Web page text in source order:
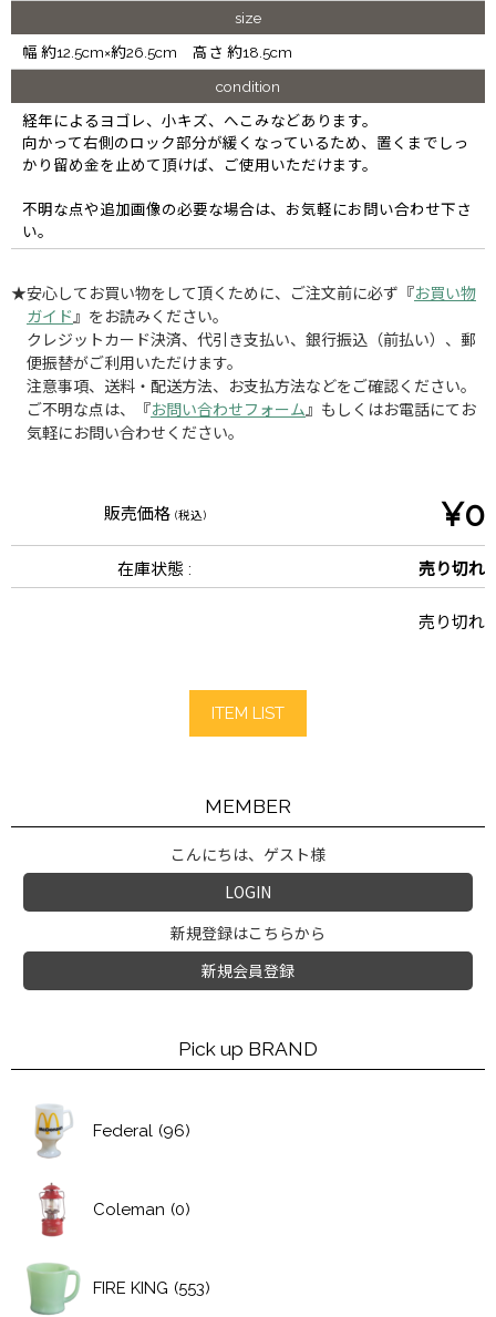
size
幅 約12.5cm×約26.5cm 高さ 約18.5cm
condition
経年によるヨゴレ、小キズ、へこみなどあります。
向かって右側のロック部分が緩くなっているため、置くまでしっ
かり留め金を止めて頂けば、ご使用いただけます。
不明な点や追加画像の必要な場合は、お気軽にお問い合わせ下さ
い。
★安心してお買い物をして頂くために、ご注文前に必ず『お買い物
ガイド 』をお読みください。
クレジットカード決済、代引き支払い、銀行振込（前払い）、郵
便振替がご利用いただけます。
注意事項、送料・配送方法、お支払方法などをご確認ください。
ご不明な点は、『お問い合わせフォーム 』もしくはお電話にてお
気軽にお問い合わせください。
販売価格 (税込) ¥0
在庫状態 : 売り切れ
売り切れ
ITEM LIST
MEMBER
こんにちは、ゲスト様
LOGIN
新規登録はこちらから
新規会員登録
Pick up BRAND
Federal (96)
Coleman (0)
FIRE KING (553)